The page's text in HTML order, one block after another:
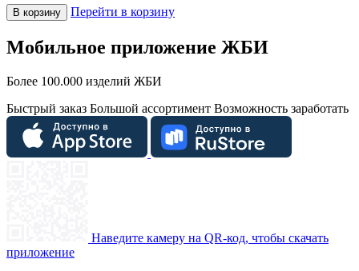
В корзину Перейти в корзину
Мобильное приложение ЖБИ
Более 100.000 изделий ЖБИ
Быстрый заказ Большой ассортимент Возможность заработать
Наведите камеру на QR-код, чтобы скачать
приложение